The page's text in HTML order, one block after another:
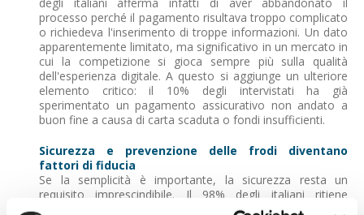
processo perché il pagamento risultava troppo complicato
o richiedeva l'inserimento di troppe informazioni. Un dato
apparentemente limitato, ma significativo in un mercato in
cui la competizione si gioca sempre più sulla qualità
dell'esperienza digitale. A questo si aggiunge un ulteriore
elemento critico: il 10% degli intervistati ha già
sperimentato un pagamento assicurativo non andato a
buon fine a causa di carta scaduta o fondi insufficienti.
Sicurezza e prevenzione delle frodi diventano
fattori di fiducia
Se la semplicità è importante, la sicurezza resta un
requisito imprescindibile. Il 98% degli italiani ritiene
fondamentale che i sistemi di pagamento utilizzati dalle